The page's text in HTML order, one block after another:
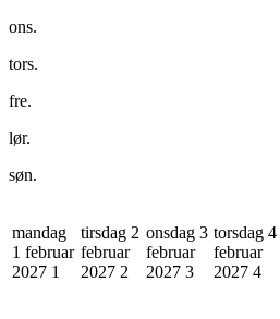
ons.
tors.
fre.
lør.
søn.
mandag
1 februar
2027 1
tirsdag 2
februar
2027 2
onsdag 3
februar
2027 3
torsdag 4
februar
2027 4